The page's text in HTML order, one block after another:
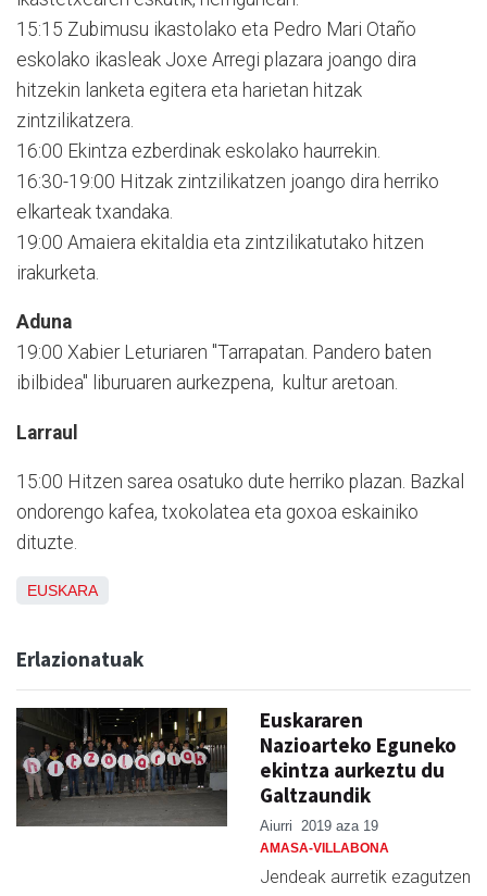
15:15 Zubimusu ikastolako eta Pedro Mari Otaño
eskolako ikasleak Joxe Arregi plazara joango dira
hitzekin lanketa egitera eta harietan hitzak
zintzilikatzera.
16:00 Ekintza ezberdinak eskolako haurrekin.
16:30-19:00 Hitzak zintzilikatzen joango dira herriko
elkarteak txandaka.
19:00 Amaiera ekitaldia eta zintzilikatutako hitzen
irakurketa.
Aduna
19:00 Xabier Leturiaren "Tarrapatan. Pandero baten
ibilbidea" liburuaren aurkezpena, kultur aretoan.
Larraul
15:00 Hitzen sarea osatuko dute herriko plazan. Bazkal
ondorengo kafea, txokolatea eta goxoa eskainiko
dituzte.
EUSKARA
Erlazionatuak
Euskararen
Nazioarteko Eguneko
ekintza aurkeztu du
Galtzaundik
Aiurri 2019 aza 19
AMASA-VILLABONA
Jendeak aurretik ezagutzen